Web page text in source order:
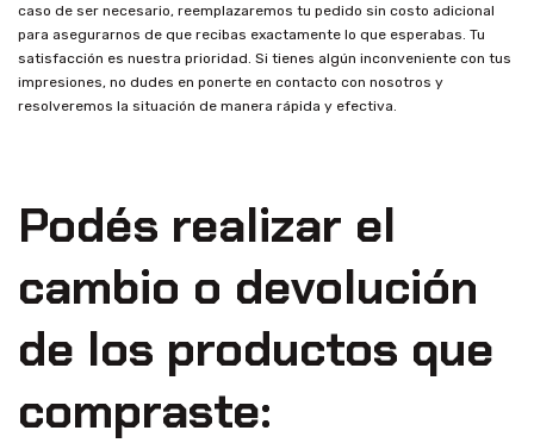
caso de ser necesario, reemplazaremos tu pedido sin costo adicional
para asegurarnos de que recibas exactamente lo que esperabas. Tu
satisfacción es nuestra prioridad. Si tienes algún inconveniente con tus
impresiones, no dudes en ponerte en contacto con nosotros y
resolveremos la situación de manera rápida y efectiva.
Podés realizar el
cambio o devolución
de los productos que
compraste: